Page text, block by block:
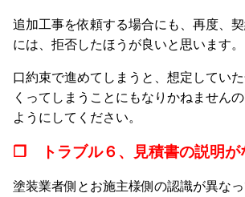
追加工事を依頼する場合にも、再度、
には、拒否したほうが良いと思います。
口約束で進めてしまうと、想定してい
くってしまうことにもなりかねません
ようにしてください。
❒ トラブル６、見積書の説明が
塗装業者側とお施主様側の認識が異な